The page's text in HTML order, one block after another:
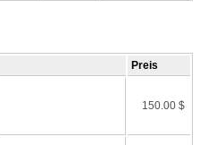
Preis
150.00 $